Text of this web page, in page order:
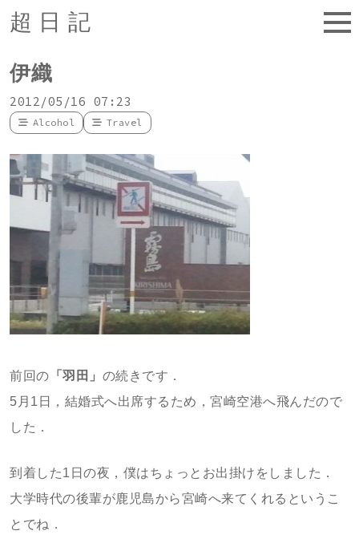
超日記
伊織
2012/05/16 07:23
Alcohol Travel
前回の 「羽田」 の続きです．
5月1日，結婚式へ出席するため，宮崎空港へ飛んだので
した．
到着した1日の夜，僕はちょっとお出掛けをしました．
大学時代の後輩が鹿児島から宮崎へ来てくれるというこ
とでね．